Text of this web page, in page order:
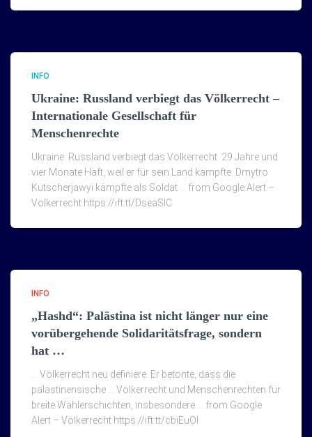
INFO
Ukraine: Russland verbiegt das Völkerrecht –
Internationale Gesellschaft für
Menschenrechte
Ukraine: Russland verbiegt das Völkerrecht. 29 Jahre und
vier Monate Haft, weil er für sein Land kämpfte. Dmytro
Kutscherjawyi kämpfte als Soldat … from Google Alert –
Völkerrecht https://ift.tt/DseaSlC
INFO
„Hashd“: Palästina ist nicht länger nur eine
vorübergehende Solidaritätsfrage, sondern
hat …
… Völkerrecht neu definiere. Er betonte, dass die
palästinensische … Völkerrecht und Menschenrechten für
breite Wählerschichten, insbesondere … from Google
Alert – Völkerrecht https://ift.tt/cbiEuOI